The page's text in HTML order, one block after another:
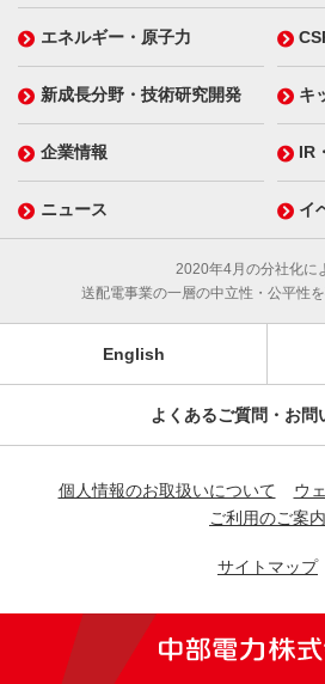
エネルギー・原子力
新成長分野・技術研究開発 キ
企業情報 IR
ニュース イ
2020年4月の分社化に
送配電事業の一層の中立性・公平性を
English
よくあるご質問・お問
個人情報のお取扱いについて
ウ
ご利用のご案内
サイトマップ